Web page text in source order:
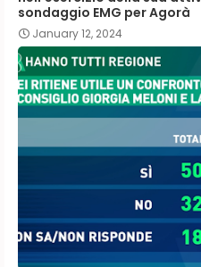
sondaggio EMG per Agorà
January 12, 2024